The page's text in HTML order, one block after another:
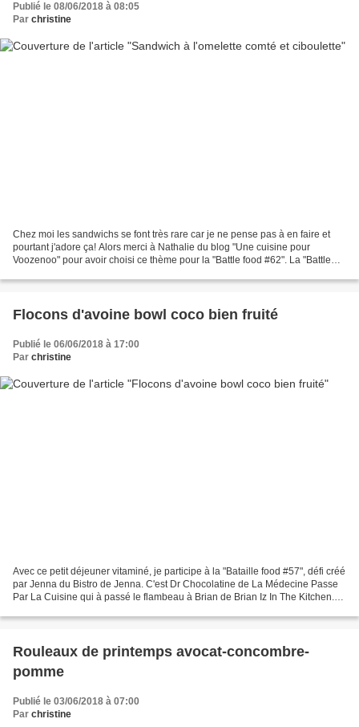
Publié le 08/06/2018 à 08:05
Par christine
Chez moi les sandwichs se font très rare car je ne pense pas à en faire et
pourtant j'adore ça! Alors merci à Nathalie du blog "Une cuisine pour
Voozenoo" pour avoir choisi ce thème pour la "Battle food #62". La "Battle
Flocons d'avoine bowl coco bien fruité
Publié le 06/06/2018 à 17:00
Par christine
Avec ce petit déjeuner vitaminé, je participe à la "Bataille food #57", défi créé
par Jenna du Bistro de Jenna. C'est Dr Chocolatine de La Médecine Passe
Par La Cuisine qui à passé le flambeau à Brian de Brian Iz In The Kitchen.
Rouleaux de printemps avocat-concombre-
pomme
Publié le 03/06/2018 à 07:00
Par christine